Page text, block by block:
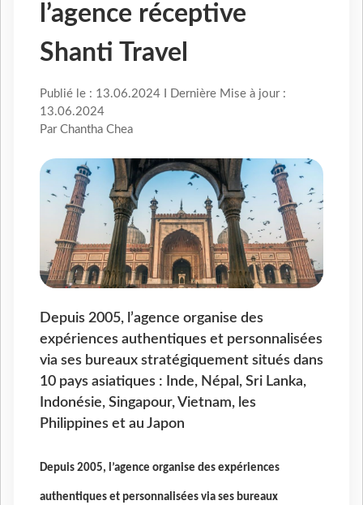
l’agence réceptive
Shanti Travel
Publié le : 13.06.2024 I Dernière Mise à jour :
13.06.2024
Par Chantha Chea
Depuis 2005, l’agence organise des
expériences authentiques et personnalisées
via ses bureaux stratégiquement situés dans
10 pays asiatiques : Inde, Népal, Sri Lanka,
Indonésie, Singapour, Vietnam, les
Philippines et au Japon
Depuis 2005, l’agence organise des expériences
authentiques et personnalisées via ses bureaux